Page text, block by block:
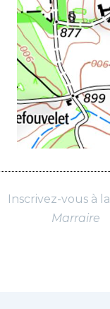
Inscrivez-vous à la
Marraire